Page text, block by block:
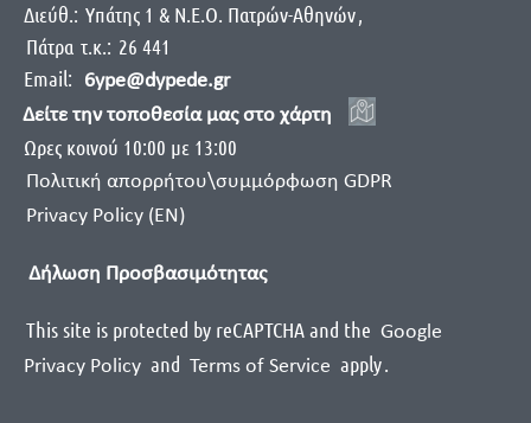
Διεύθ.: Yπάτης 1 & Ν.Ε.Ο. Πατρών-Αθηνών,
Πάτρα τ.κ.: 26 441
Email:
6ype@dypede.gr
Δείτε την τοποθεσία μας στο χάρτη
Ωρες κοινού 10:00 με 13:00
Πολιτική απορρήτου\συμμόρφωση GDPR
Privacy Policy (EN)
Δήλωση Προσβασιμότητας
This site is protected by reCAPTCHA and the Google
Privacy Policy and Terms of Service apply.